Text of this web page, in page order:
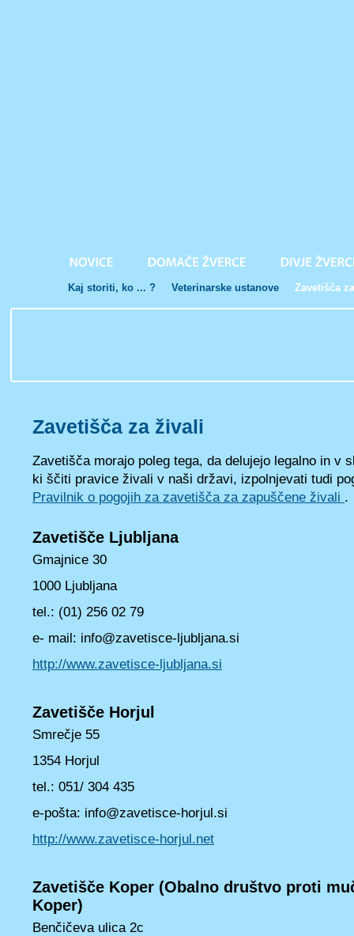
Kaj storiti, ko ... ? Veterinarske ustanove Zavetišča
Zavetišča za živali
Zavetišča morajo poleg tega, da delujejo legalno in v
ki ščiti pravice živali v naši državi, izpolnjevati tudi
Pravilnik o pogojih za zavetišča za zapuščene živali .
Zavetišče Ljubljana
Gmajnice 30
1000 Ljubljana
tel.: (01) 256 02 79
e- mail: info@zavetisce-ljubljana.si
http://www.zavetisce-ljubljana.si
Zavetišče Horjul
Smrečje 55
1354 Horjul
tel.: 051/ 304 435
e-pošta: info@zavetisce-horjul.si
http://www.zavetisce-horjul.net
Zavetišče Koper (Obalno društvo proti
Koper)
Benčičeva ulica 2c